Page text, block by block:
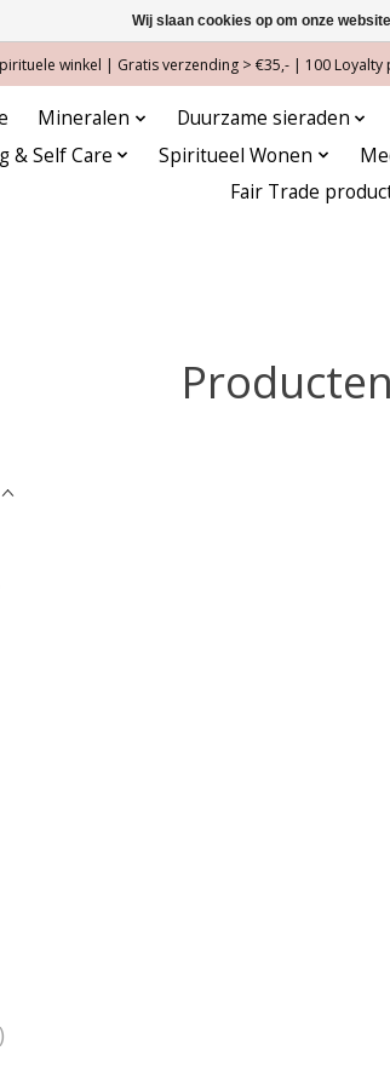
winkel | Gratis verzending > €35,- | 100
Mineralen Duurzame sieraden
& Self Care
Spiritueel Wonen
Fair Trade
Wij slaan cookies op om onze